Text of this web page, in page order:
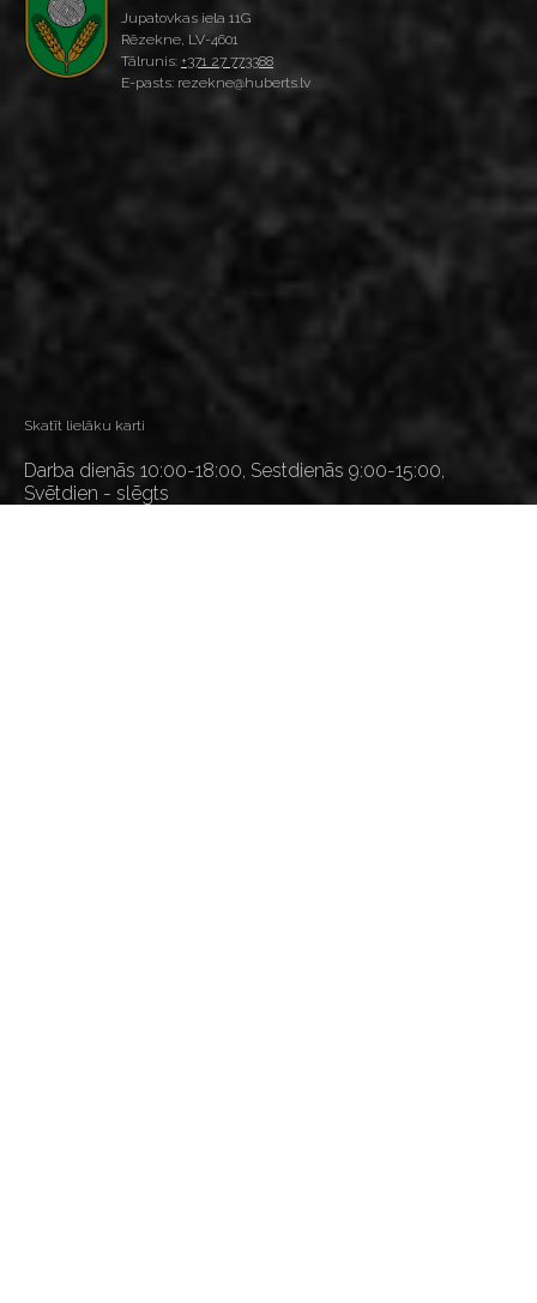
Jupatovkas iela 11G
Rēzekne, LV-4601
Tālrunis: +371 27 773388
E-pasts: rezekne@huberts.lv
Skatīt lielāku karti
Darba dienās 10:00-18:00, Sestdienās 9:00-15:00,
Svētdien - slēgts